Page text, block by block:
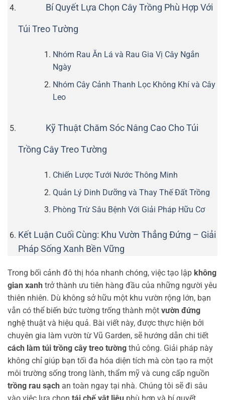
Bí Quyết Lựa Chọn Cây Trồng Phù Hợp Với
Túi Treo Tường
Nhóm Rau Ăn Lá và Rau Gia Vị Cây Ngắn
Ngày
Nhóm Cây Cảnh Thanh Lọc Không Khí và Cây
Leo
Kỹ Thuật Chăm Sóc Nâng Cao Cho Túi
Trồng Cây Treo Tường
Chiến Lược Tưới Nước Thông Minh
Quản Lý Dinh Dưỡng và Thay Thế Đất Trồng
Phòng Trừ Sâu Bệnh Với Giải Pháp Hữu Cơ
Kết Luận Cuối Cùng: Khu Vườn Thẳng Đứng – Giải
Pháp Sống Xanh Bền Vững
Trong bối cảnh đô thị hóa nhanh chóng, việc tạo lập không
gian xanh trở thành ưu tiên hàng đầu của những người yêu
thiên nhiên. Dù không sở hữu một khu vườn rộng lớn, bạn
vẫn có thể biến bức tường trống thành một vườn đứng
nghệ thuật và hiệu quả. Bài viết này, được thực hiện bởi
chuyên gia làm vườn từ Vũ Garden, sẽ hướng dẫn chi tiết
cách làm túi trồng cây treo tường thủ công. Giải pháp này
không chỉ giúp bạn tối đa hóa diện tích mà còn tạo ra một
môi trường sống trong lành, thẩm mỹ và cung cấp nguồn
trồng rau sạch an toàn ngay tại nhà. Chúng tôi sẽ đi sâu